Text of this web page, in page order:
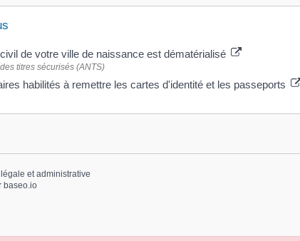
de votre ville de naissance est dématérialisé
titres sécurisés (ANTS)
habilités à remettre les cartes d'identité et les passeports
et administrative
baseo.io